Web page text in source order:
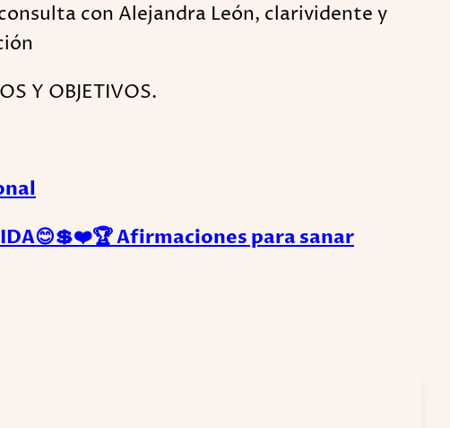
con Alejandra León, clarividente y
Y OBJETIVOS.
Afirmaciones para sanar